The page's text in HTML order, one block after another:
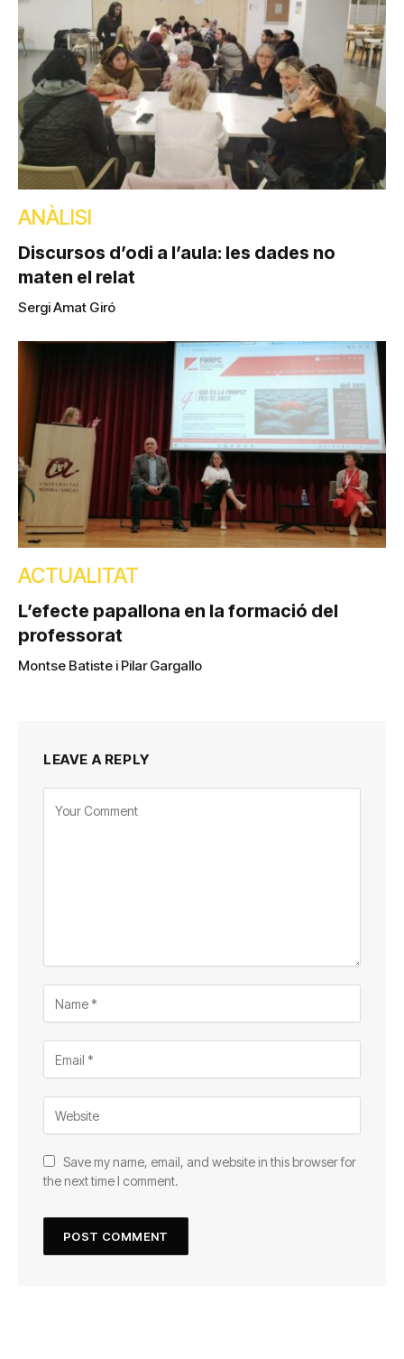
ANÀLISI
Discursos d’odi a l’aula: les dades no
maten el relat
Sergi Amat Giró
ACTUALITAT
L’efecte papallona en la formació del
professorat
Montse Batiste i Pilar Gargallo
LEAVE A REPLY
Save my name, email, and website in this browser for
the next time I comment.